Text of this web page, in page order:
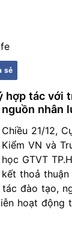
sẻ
hợp tác với
nhân
Chiều 21/12,
Kiểm VN và
học GTVT
kết thoả
đào tạo,
hoạt động